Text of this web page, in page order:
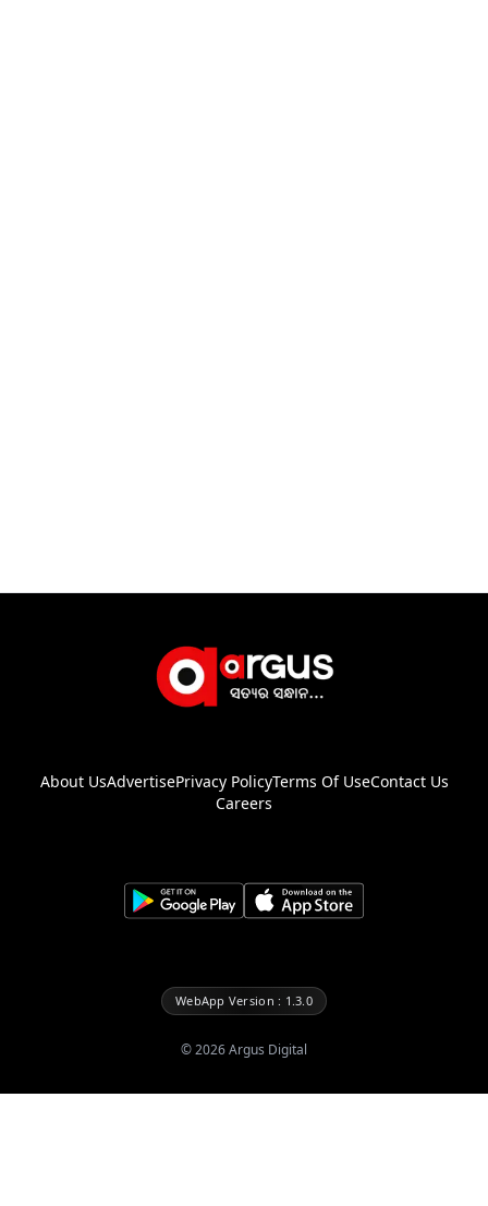
About UsAdvertisePrivacy PolicyTerms Of UseContact Us
Careers
WebApp Version : 1.3.0
©2026Argus Digital